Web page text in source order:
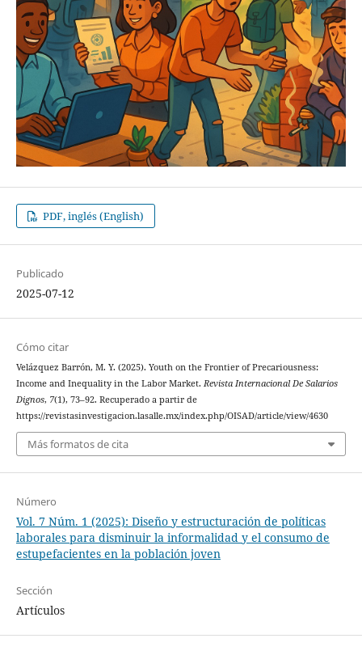
PDF, inglés (English)
Publicado
2025-07-12
Cómo citar
Velázquez Barrón, M. Y. (2025). Youth on the Frontier of Precariousness:
Income and Inequality in the Labor Market. Revista Internacional De Salarios
Dignos, 7(1), 73–92. Recuperado a partir de
https://revistasinvestigacion.lasalle.mx/index.php/OISAD/article/view/4630
Más formatos de cita
Número
Vol. 7 Núm. 1 (2025): Diseño y estructuración de políticas
laborales para disminuir la informalidad y el consumo de
estupefacientes en la población joven
Sección
Artículos